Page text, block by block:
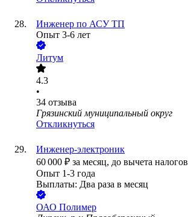
Инженер по АСУ ТП
Опыт 3-6 лет
Литум
4.3
•
34 отзыва
Грязинский муниципальный округ
Откликнуться
Инженер-электроник
60 000 ₽ за месяц, до вычета налогов
Опыт 1-3 года
Выплаты: Два раза в месяц
ОАО Полимер